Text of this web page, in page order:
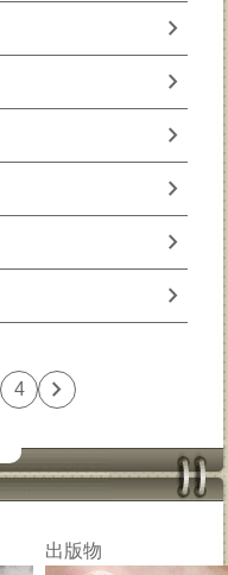
chevron_right
chevron_right
chevron_right
chevron_right
chevron_right
chevron_right
4 chevron_right
出版物